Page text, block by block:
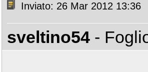
Inviato: 26 Mar 2012 13:36
sveltino54 -